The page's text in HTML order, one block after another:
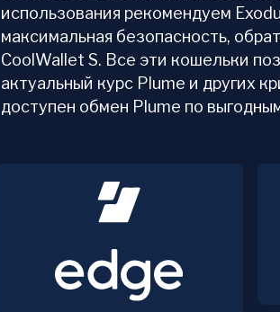
использования рекомендуем
максимальная безопасность,
CoolWallet S. Все эти кошельки
актуальный курс Plume и других
доступен обмен Plume по